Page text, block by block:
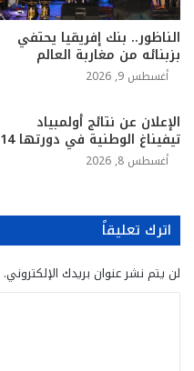
الناظور.. بنك إفريقيا يحتفي
بزبنائه من مغاربة العالم
أغسطس 9, 2026
الإعلان عن نتائج أولمبياد
تيفيناغ الوطنية في دورتها 14
أغسطس 8, 2026
اترك تعليقاً
لن يتم نشر عنوان بريدك الإلكتروني.